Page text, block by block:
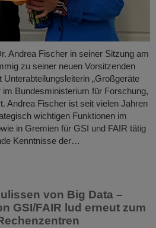
Andrea Fischer in seiner Sitzung am
zu seiner neuen Vorsitzenden
„Großgeräte
im Bundesministerium für Forschung,
Andrea Fischer ist seit vielen Jahren
wichtigen Funktionen im
in Gremien für GSI und FAIR tätig
Kenntnisse der…
von Big Data –
GSI/FAIR lud erneut zum